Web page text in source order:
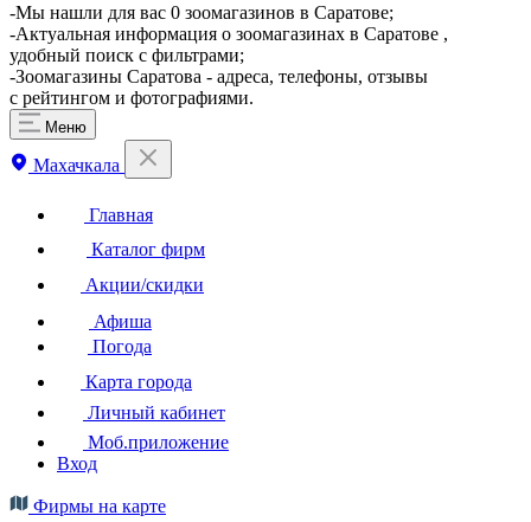
-Мы нашли для вас 0 зоомагазинов в Саратове;
-Актуальная информация о зоомагазинах в Саратове ,
удобный поиск с фильтрами;
-Зоомагазины Саратова - адреса, телефоны, отзывы
с рейтингом и фотографиями.
Меню
Махачкала
Главная
Каталог фирм
Акции/скидки
Афиша
Погода
Карта города
Личный кабинет
Моб.приложение
Вход
Фирмы на карте